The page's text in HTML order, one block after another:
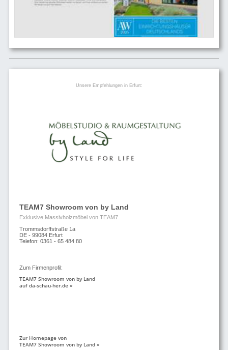
Unsere Empfehlungen in Erfurt:
TEAM7 Showroom von by Land
Exklusive Massivholzmöbel von TEAM7
Trommsdorffstraße 1a
DE - 99084 Erfurt
Telefon: 0361 - 65 484 80
Zum Firmenprofil:
TEAM7 Showroom von by Land
auf da-schau-her.de »
Zur Homepage von
TEAM7 Showroom von by Land »